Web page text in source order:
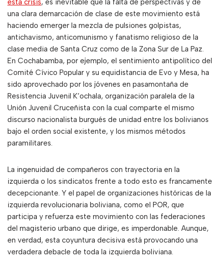
esta crisis, es inevitable que la falta de perspectivas y de
una clara demarcación de clase de este movimiento está
haciendo emerger la mezcla de pulsiones golpistas,
antichavismo, anticomunismo y fanatismo religioso de la
clase media de Santa Cruz como de la Zona Sur de La Paz.
En Cochabamba, por ejemplo, el sentimiento antipolítico del
Comité Cívico Popular y su equidistancia de Evo y Mesa, ha
sido aprovechado por los jóvenes en pasamontaña de
Resistencia Juvenil K’ochala, organización paralela de la
Unión Juvenil Cruceñista con la cual comparte el mismo
discurso nacionalista burgués de unidad entre los bolivianos
bajo el orden social existente, y los mismos métodos
paramilitares.
La ingenuidad de compañeros con trayectoria en la
izquierda o los sindicatos frente a todo esto es francamente
decepcionante. Y el papel de organizaciones históricas de la
izquierda revolucionaria boliviana, como el POR, que
participa y refuerza este movimiento con las federaciones
del magisterio urbano que dirige, es imperdonable. Aunque,
en verdad, esta coyuntura decisiva está provocando una
verdadera debacle de toda la izquierda boliviana.